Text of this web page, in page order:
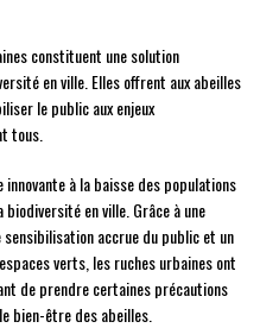
constituent une solution
en ville. Elles offrent aux abeilles
le public aux enjeux
tous.
à la baisse des populations
en ville. Grâce à une
accrue du public et un
verts, les ruches urbaines ont
de prendre certaines précautions
bien-être des abeilles.